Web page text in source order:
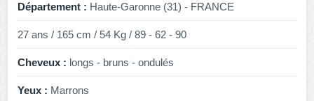
Département : Haute-Garonne (31) - FRANCE
27 ans / 165 cm / 54 Kg / 89 - 62 - 90
Cheveux : longs - bruns - ondulés
Yeux : Marrons